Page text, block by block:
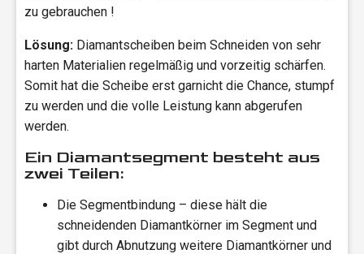
zu gebrauchen !
Lösung: Diamantscheiben beim Schneiden von sehr
harten Materialien regelmäßig und vorzeitig schärfen.
Somit hat die Scheibe erst garnicht die Chance, stumpf
zu werden und die volle Leistung kann abgerufen
werden.
Ein Diamantsegment besteht aus
zwei Teilen:
Die Segmentbindung – diese hält die
schneidenden Diamantkörner im Segment und
gibt durch Abnutzung weitere Diamantkörner und